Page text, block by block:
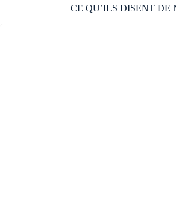
CE QU’ILS DISENT DE